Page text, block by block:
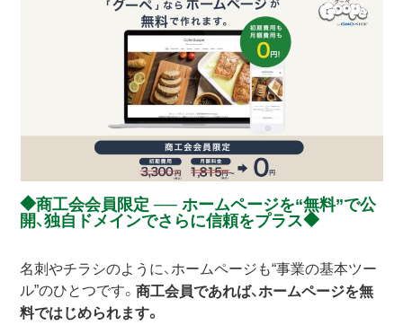
商工会会員限定 ── ホームページを“無料”で公
開、独自ドメインでさらに信頼をプラス
名刺やチラシのように、ホームページも“事業の基本ツー
ル”のひとつです。商工会員であれば、ホームページを無
料ではじめられます。